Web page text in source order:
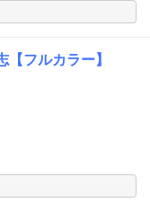
フルカラー】